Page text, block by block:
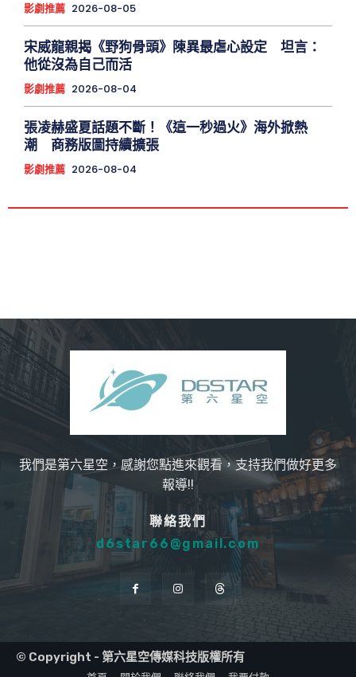
影劇推薦 2026-08-05
宋威龍親揭《野狗骨頭》陳異最虐心設定 坦言：
他從沒為自己而活
影劇推薦 2026-08-04
張凌赫盛夏話題不斷！《這一秒過火》海外掀熱
潮 商務版圖持續擴張
影劇推薦 2026-08-04
我們是第六星空，感謝您點進來觀看，支持我們做好更多
報導!!
聯絡我們
d6star66@gmail.com
© Copyright - 第六星空傳媒科技版權所有